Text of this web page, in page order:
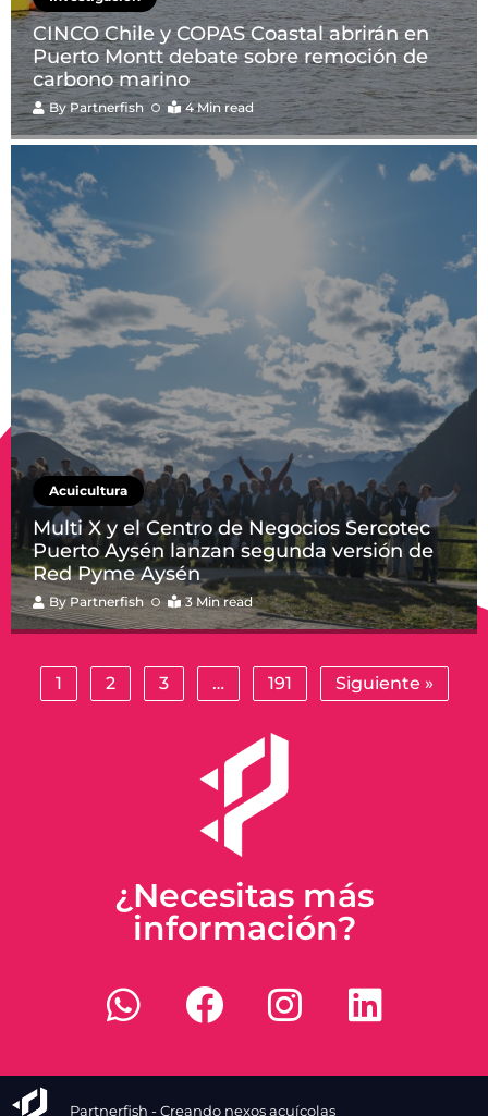
CINCO Chile y COPAS Coastal abrirán en
Puerto Montt debate sobre remoción de
carbono marino
ByPartnerfish 4 Min read
Acuicultura
Multi X y el Centro de Negocios Sercotec
Puerto Aysén lanzan segunda versión de
Red Pyme Aysén
By Partnerfish 3 Min read
1 2 3 … 191 Siguiente »
¿Necesitas más
información?
Partnerfish - Creando nexos acuícolas